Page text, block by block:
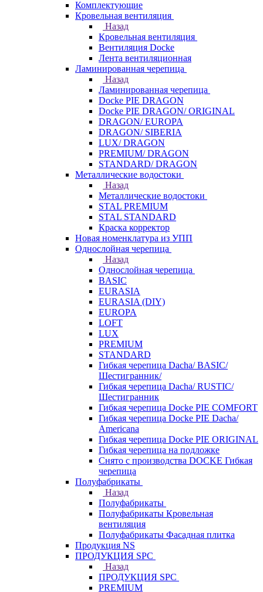
Комплектующие
Кровельная вентиляция
Назад
Кровельная вентиляция
Вентиляция Docke
Лента вентиляционная
Ламинированная черепица
Назад
Ламинированная черепица
Docke PIE DRAGON
Docke PIE DRAGON/ ORIGINAL
DRAGON/ EUROPA
DRAGON/ SIBERIA
LUX/ DRAGON
PREMIUM/ DRAGON
STANDARD/ DRAGON
Металлические водостоки
Назад
Металлические водостоки
STAL PREMIUM
STAL STANDARD
Краска корректор
Новая номенклатура из УПП
Однослойная черепица
Назад
Однослойная черепица
BASIC
EURASIA
EURASIA (DIY)
EUROPA
LOFT
LUX
PREMIUM
STANDARD
Гибкая черепица Dacha/ BASIC/
Шестигранник/
Гибкая черепица Dacha/ RUSTIC/
Шестигранник
Гибкая черепица Docke PIE COMFORT
Гибкая черепица Docke PIE Dacha/
Americana
Гибкая черепица Docke PIE ОRIGINАL
Гибкая черепица на подложке
Снято с производства DOCKE Гибкая
черепица
Полуфабрикаты
Назад
Полуфабрикаты
Полуфабрикаты Кровельная
вентиляция
Полуфабрикаты Фасадная плитка
Продукция NS
ПРОДУКЦИЯ SPC
Назад
ПРОДУКЦИЯ SPC
PREMIUM